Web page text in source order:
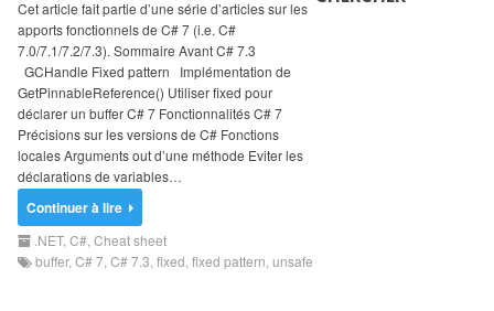
Cet article fait partie d’une série d’articles sur les
apports fonctionnels de C# 7 (i.e. C#
7.0/7.1/7.2/7.3). Sommaire Avant C# 7.3
GCHandle Fixed pattern Implémentation de
GetPinnableReference() Utiliser fixed pour
déclarer un buffer C# 7 Fonctionnalités C# 7
Précisions sur les versions de C# Fonctions
locales Arguments out d’une méthode Eviter les
déclarations de variables…
Continuer à lire
.NET, C# Cheat sheet
buffer, C# 7 C# 7.3 fixed fixed pattern unsafe